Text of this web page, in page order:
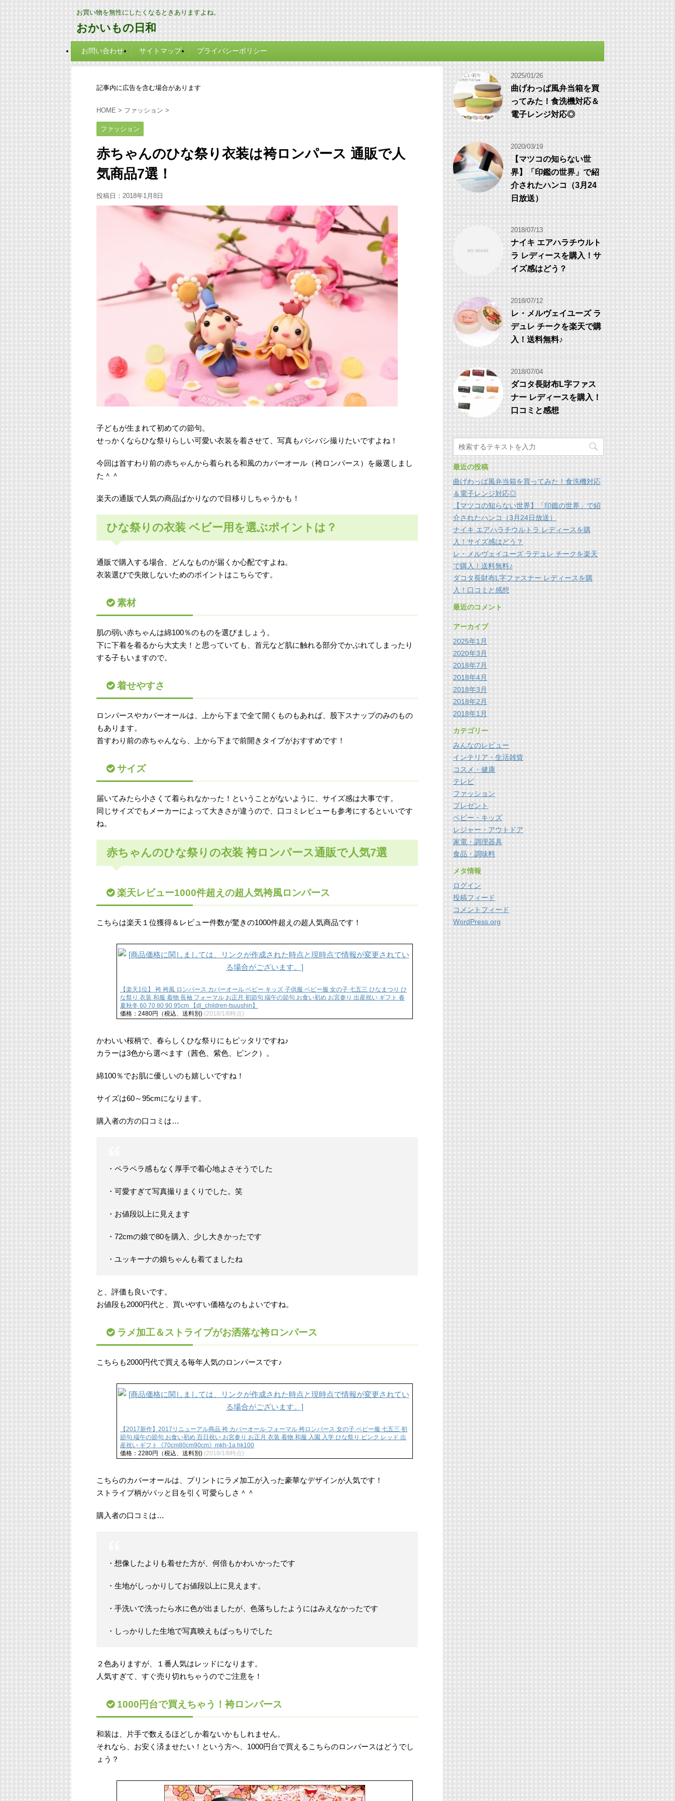
お買い物を無性にしたくなるときありますよね。
おかいもの日和
お問い合わせ サイトマップ プライバシーポリシー
記事内に広告を含む場合があります
HOME > ファッション >
ファッション
赤ちゃんのひな祭り衣装は袴ロンパース 通販で人
気商品7選！
投稿日： 2018年1月8日
子どもが生まれて初めての節句。
せっかくならひな祭りらしい可愛い衣装を着させて、写真もバシバシ撮りたいですよね！
今回は首すわり前の赤ちゃんから着られる和風のカバーオール（袴ロンパース）を厳選しまし
た＾＾
楽天の通販で人気の商品ばかりなので目移りしちゃうかも！
ひな祭りの衣装 ベビー用を選ぶポイントは？
通販で購入する場合、どんなものが届くか心配ですよね。
衣装選びで失敗しないためのポイントはこちらです。
素材
肌の弱い赤ちゃんは綿100％のものを選びましょう。
下に下着を着るから大丈夫！と思っていても、首元など肌に触れる部分でかぶれてしまったり
する子もいますので。
着せやすさ
ロンパースやカバーオールは、上から下まで全て開くものもあれば、股下スナップのみのもの
もあります。
首すわり前の赤ちゃんなら、上から下まで前開きタイプがおすすめです！
サイズ
届いてみたら小さくて着られなかった！ということがないように、サイズ感は大事です。
同じサイズでもメーカーによって大きさが違うので、口コミレビューも参考にするといいです
ね。
赤ちゃんのひな祭りの衣装 袴ロンパース通販で人気7選
楽天レビュー1000件超えの超人気袴風ロンパース
こちらは楽天１位獲得＆レビュー件数が驚きの1000件超えの超人気商品です！
【楽天1位】 袴 袴風 ロンパース カバーオール ベビー キッズ 子供服 ベビー服 女の子 七五三 ひなまつり ひ
な祭り 衣装 和服 着物 長袖 フォーマル お正月 初節句 端午の節句 お食い初め お宮参り 出産祝い ギフト 春
夏秋冬 60 70 80 90 95cm 【dl_children-tsuushin】
価格：2480円（税込、送料別) (2018/1/8時点)
かわいい桜柄で、春らしくひな祭りにもピッタリですね♪
カラーは3色から選べます（茜色、紫色、ピンク）。
綿100％でお肌に優しいのも嬉しいですね！
サイズは60～95cmになります。
購入者の方の口コミは…
・ペラペラ感もなく厚手で着心地よさそうでした
・可愛すぎて写真撮りまくりでした。笑
・お値段以上に見えます
・72cmの娘で80を購入、少し大きかったです
・ユッキーナの娘ちゃんも着てましたね
と、評価も良いです。
お値段も2000円代と、買いやすい価格なのもよいですね。
ラメ加工＆ストライプがお洒落な袴ロンパース
こちらも2000円代で買える毎年人気のロンパースです♪
【2017新作】2017リニューアル商品 袴 カバーオール フォーマル 袴ロンパース 女の子 ベビー服 七五三 初
節句 端午の節句 お食い初め 百日祝い お宮参り お正月 衣装 着物 和服 入園 入学 ひな祭り ピンク レッド 出
産祝い ギフト《70cm80cm90cm》mkh-1a hk100
価格：2280円（税込、送料別) (2018/1/8時点)
こちらのカバーオールは、プリントにラメ加工が入った豪華なデザインが人気です！
ストライプ柄がパッと目を引く可愛らしさ＾＾
購入者の口コミは…
・想像したよりも着せた方が、何倍もかわいかったです
・生地がしっかりしてお値段以上に見えます。
・手洗いで洗ったら水に色が出ましたが、色落ちしたようにはみえなかったです
・しっかりした生地で写真映えもばっちりでした
２色ありますが、１番人気はレッドになります。
人気すぎて、すぐ売り切れちゃうのでご注意を！
1000円台で買えちゃう！袴ロンパース
和装は、片手で数えるほどしか着ないかもしれません。
それなら、お安く済ませたい！という方へ、1000円台で買えるこちらのロンパースはどうでし
ょう？
2025/01/26
曲げわっぱ風弁当箱を買
ってみた！食洗機対応＆
電子レンジ対応◎
2020/03/19
【マツコの知らない世
界】「印鑑の世界」で紹
介されたハンコ（3月24
日放送）
2018/07/13
ナイキ エアハラチウルト
ラ レディースを購入！サ
イズ感はどう？
2018/07/12
レ・メルヴェイユーズ ラ
デュレ チークを楽天で購
入！送料無料♪
2018/07/04
ダコタ長財布L字ファス
ナー レディースを購入！
口コミと感想
最近の投稿
曲げわっぱ風弁当箱を買ってみた！食洗機対応
＆電子レンジ対応◎
【マツコの知らない世界】「印鑑の世界」で紹
介されたハンコ（3月24日放送）
ナイキ エアハラチウルトラ レディースを購
入！サイズ感はどう？
レ・メルヴェイユーズ ラデュレ チークを楽天
で購入！送料無料♪
ダコタ長財布L字ファスナー レディースを購
入！口コミと感想
最近のコメント
アーカイブ
2025年1月
2020年3月
2018年7月
2018年4月
2018年3月
2018年2月
2018年1月
カテゴリー
みんなのレビュー
インテリア・生活雑貨
コスメ・健康
テレビ
ファッション
プレゼント
ベビー・キッズ
レジャー・アウトドア
家電・調理器具
食品・調味料
メタ情報
ログイン
投稿フィード
コメントフィード
WordPress.org